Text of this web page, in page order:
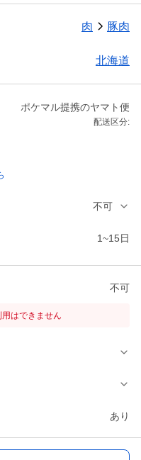
肉 豚肉
北海道
ポケマル提携のヤマト便
配送区分:
不可
1~15日
不可
はできません
あり